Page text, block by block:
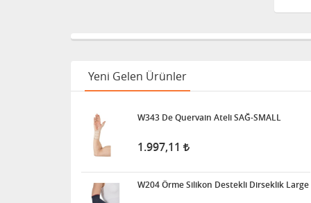
Yeni Gelen Ürünler
W343 De Quervain Ateli SAĞ-SMALL
1.997,11
W204 Örme Silikon Destekli Dirseklik Large